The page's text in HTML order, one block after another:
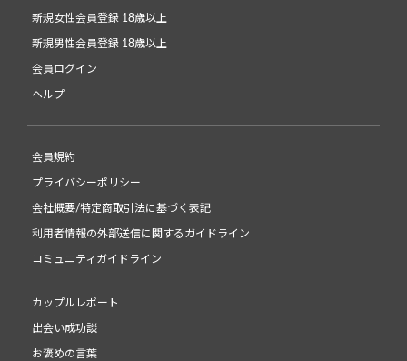
新規女性会員登録 18歳以上
新規男性会員登録 18歳以上
会員ログイン
ヘルプ
会員規約
プライバシーポリシー
会社概要/特定商取引法に基づく表記
利用者情報の外部送信に関するガイドライン
コミュニティガイドライン
カップルレポート
出会い成功談
お褒めの言葉